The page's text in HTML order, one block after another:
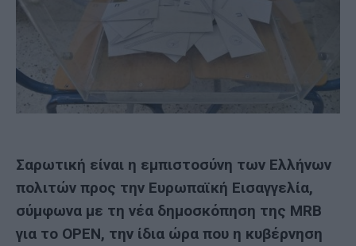
Σαρωτική είναι η εμπιστοσύνη των Ελλήνων
πολιτών προς την Ευρωπαϊκή Εισαγγελία,
σύμφωνα με τη νέα δημοσκόπηση της MRB
για το OPEN, την ίδια ώρα που η κυβέρνηση